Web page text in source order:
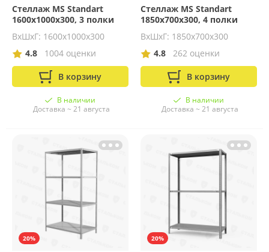
Стеллаж MS Standart
1600х1000х300, 3 полки
ВхШхГ: 1600x1000x300
4.8
1004 оценки
В корзину
В наличии
Доставка ~ 21 августа
Стеллаж MS Standart
1850х700х300, 4 полки
ВхШхГ: 1850x700x300
4.8
262 оценки
В корзину
В наличии
Доставка ~ 21 августа
20% 20%